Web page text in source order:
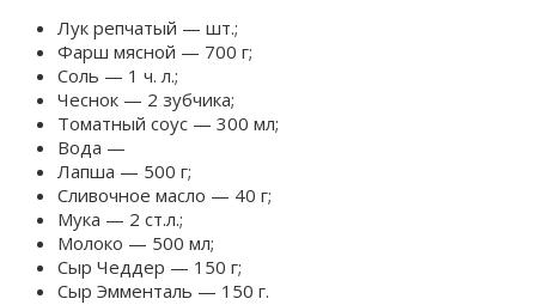
Лук репчатый — шт.;
Фарш мясной — 700 г;
Соль — 1 ч. л.;
Чеснок — 2 зубчика;
Томатный соус — 300 мл;
Вода —
Лапша — 500 г;
Сливочное масло — 40 г;
Мука — 2 ст.л.;
Молоко — 500 мл;
Сыр Чеддер — 150 г;
Сыр Эмменталь — 150 г.